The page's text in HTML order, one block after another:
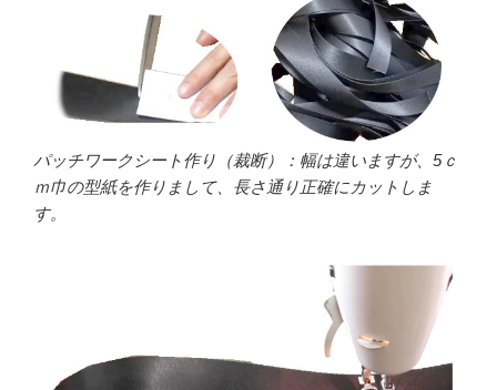
パッチワークシート作り（裁断）：幅は違いますが、5ｃ
ｍ巾の型紙を作りまして、長さ通り正確にカットしま
す。